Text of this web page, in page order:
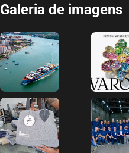
Galeria de imagens